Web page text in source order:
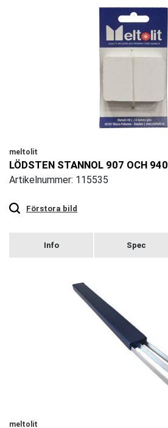
meltolit
LÖDSTEN STANNOL 907 OCH 940
Artikelnummer: 115535
Förstora bild
zoom
meltolit